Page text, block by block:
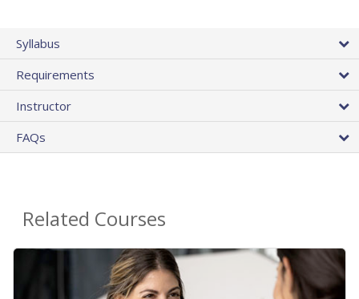
Syllabus
Requirements
Instructor
FAQs
Related Courses